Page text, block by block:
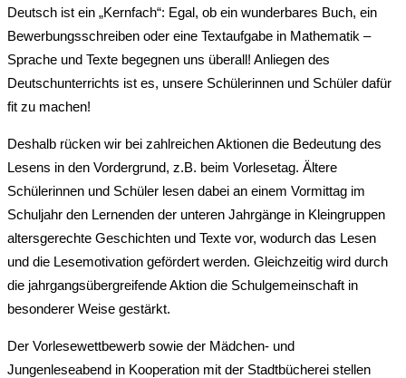
Deutsch ist ein „Kernfach“: Egal, ob ein wunderbares Buch, ein
Bewerbungsschreiben oder eine Textaufgabe in Mathematik –
Sprache und Texte begegnen uns überall! Anliegen des
Deutschunterrichts ist es, unsere Schülerinnen und Schüler dafür
fit zu machen!
Deshalb rücken wir bei zahlreichen Aktionen die Bedeutung des
Lesens in den Vordergrund, z.B. beim Vorlesetag. Ältere
Schülerinnen und Schüler lesen dabei an einem Vormittag im
Schuljahr den Lernenden der unteren Jahrgänge in Kleingruppen
altersgerechte Geschichten und Texte vor, wodurch das Lesen
und die Lesemotivation gefördert werden. Gleichzeitig wird durch
die jahrgangsübergreifende Aktion die Schulgemeinschaft in
besonderer Weise gestärkt.
Der Vorlesewettbewerb sowie der Mädchen- und
Jungenleseabend in Kooperation mit der Stadtbücherei stellen